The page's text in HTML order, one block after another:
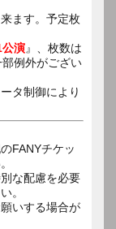
ます。予定枚
公演』、枚数は
例外がござい
タ制御により
FANYチケッ
な配慮を必要
。
いする場合が